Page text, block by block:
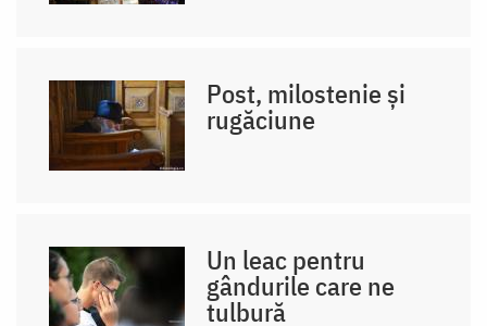
Post, milostenie și
rugăciune
Un leac pentru
gândurile care ne
tulbură